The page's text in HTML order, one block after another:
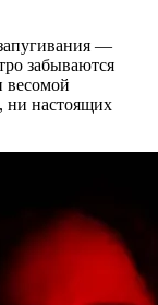
—
забываются
весомой
ни настоящих